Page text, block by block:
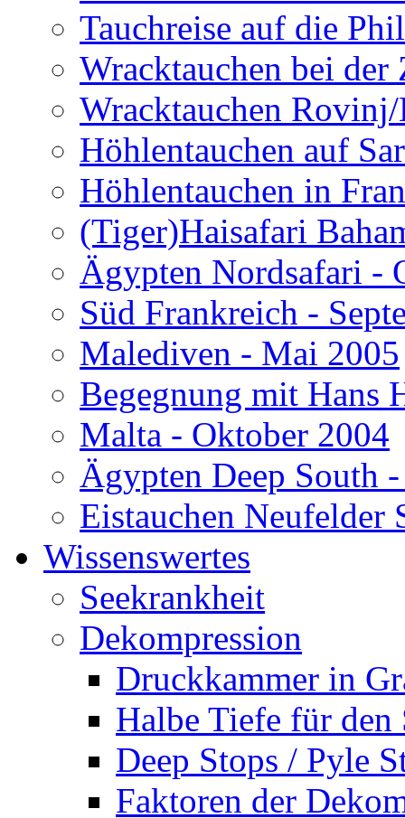
Tauchreise auf die
Wracktauchen bei der
Wracktauchen
Höhlentauchen auf
Höhlentauchen in
(Tiger)Haisafari
Ägypten Nordsafari -
Süd Frankreich -
Malediven - Mai 2005
Begegnung mit Hans
Malta - Oktober 2004
Ägypten Deep South
Eistauchen Neufelder
Wissenswertes
Seekrankheit
Dekompression
Druckkammer in
Halbe Tiefe für den
Deep Stops / Pyle
Faktoren der